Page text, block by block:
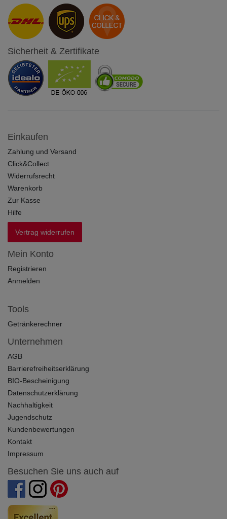
Sicherheit & Zertifikate
Einkaufen
Zahlung und Versand
Click&Collect
Widerrufsrecht
Warenkorb
Zur Kasse
Hilfe
Vertrag widerrufen
Mein Konto
Registrieren
Anmelden
Tools
Getränkerechner
Unternehmen
AGB
Barrierefreiheitserklärung
BIO-Bescheinigung
Datenschutzerklärung
Nachhaltigkeit
Jugendschutz
Kundenbewertungen
Kontakt
Impressum
Besuchen Sie uns auch auf